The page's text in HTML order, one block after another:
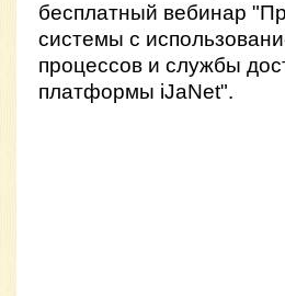
бесплатный вебинар
системы с
процессов и службы
платформы iJaNet".